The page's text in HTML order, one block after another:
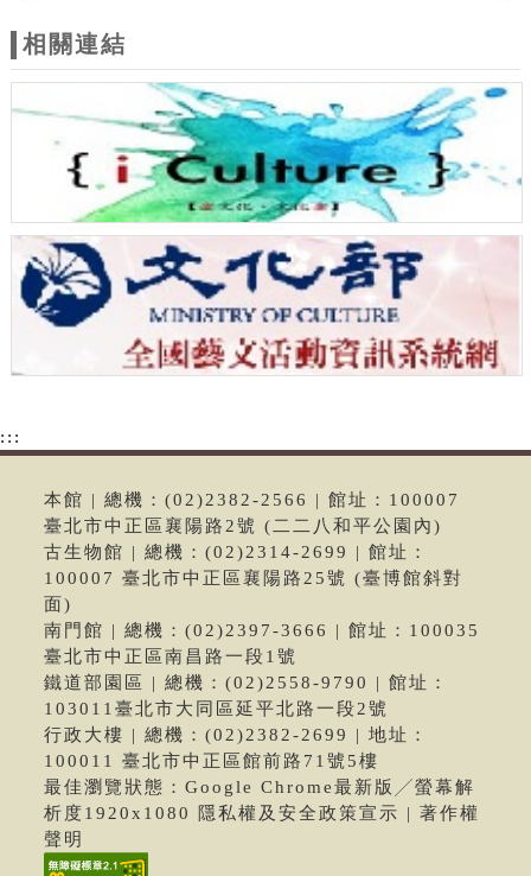
相關連結
:::
本館 | 總機：(02)2382-2566 | 館址：100007
臺北市中正區襄陽路2號 (二二八和平公園內)
古生物館 | 總機：(02)2314-2699 | 館址：
100007 臺北市中正區襄陽路25號 (臺博館斜對
面)
南門館 | 總機：(02)2397-3666 | 館址：100035
臺北市中正區南昌路一段1號
鐵道部園區 | 總機：(02)2558-9790 | 館址：
103011臺北市大同區延平北路一段2號
行政大樓 | 總機：(02)2382-2699 | 地址：
100011 臺北市中正區館前路71號5樓
最佳瀏覽狀態：Google Chrome最新版╱螢幕解
析度1920x1080 隱私權及安全政策宣示 | 著作權
聲明